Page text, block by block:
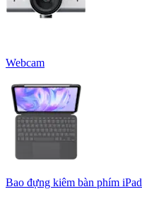
Webcam
Bao đựng kiêm bàn phím iPad